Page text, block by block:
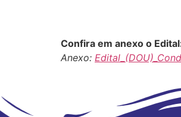
Confira em anexo o
Anexo: